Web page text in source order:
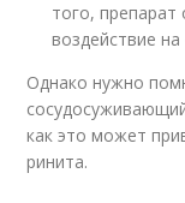
того,
воздействие
Однако нужно
как это может
ринита.